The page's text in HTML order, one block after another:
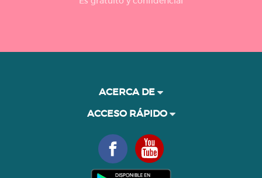
ACERCA DE
ACCESO RÁPIDO